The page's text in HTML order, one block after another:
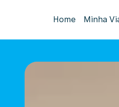
Home Minha